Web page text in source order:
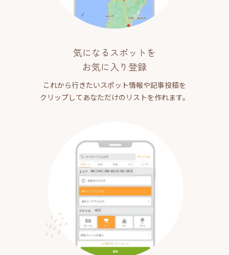
気になるスポットを
お気に入り登録
これから行きたいスポット情報や記事投稿を
クリップしてあなただけのリストを作れます。